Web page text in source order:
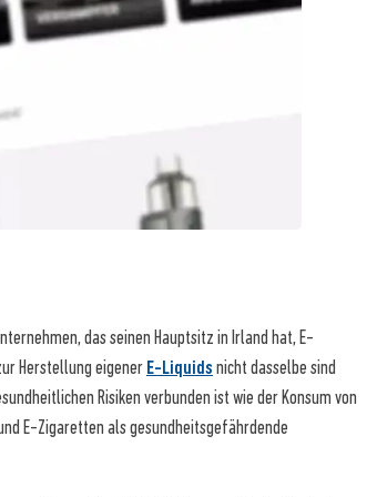
das seinen Hauptsitz in Irland hat, E-
Herstellung eigener E-Liquids nicht dasselbe sind
Risiken verbunden ist wie der Konsum von
E-Zigaretten als gesundheitsgefährdende